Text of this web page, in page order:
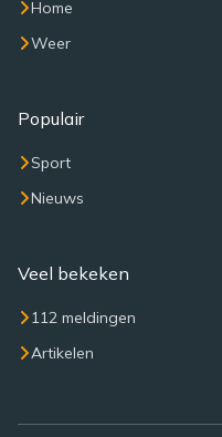
Home
Weer
Populair
Sport
Nieuws
Veel bekeken
112 meldingen
Artikelen